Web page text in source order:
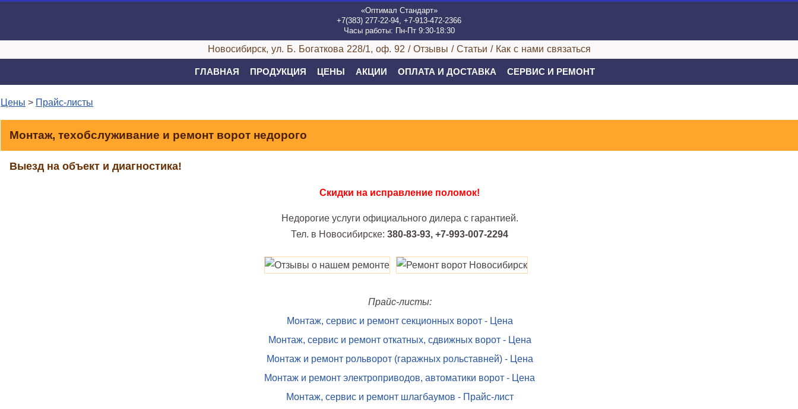
«Оптимал Стандарт»
+7(383) 277-22-94, +7-913-472-2366
Часы работы: Пн-Пт 9:30-18:30
Новосибирск, ул. Б. Богаткова 228/1, оф. 92 / Отзывы / Статьи / Как с нами связаться
ГЛАВНАЯ ПРОДУКЦИЯ ЦЕНЫ АКЦИИ ОПЛАТА И ДОСТАВКА СЕРВИС И РЕМОНТ
Цены > Прайс-листы
Монтаж, техобслуживание и ремонт ворот недорого
Выезд на объект и диагностика!
Скидки на исправление поломок!
Недорогие услуги официального дилера с гарантией.
Тел. в Новосибирске: 380-83-93, +7-993-007-2294
Прайс-листы:
Монтаж, сервис и ремонт секционных ворот - Цена
Монтаж, сервис и ремонт откатных, сдвижных ворот - Цена
Монтаж и ремонт рольворот (гаражных рольставней) - Цена
Монтаж и ремонт электроприводов, автоматики ворот - Цена
Монтаж, сервис и ремонт шлагбаумов - Прайс-лист